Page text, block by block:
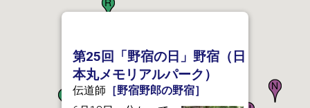
第25回「野宿の日」野宿（日
本丸メモリアルパーク）
伝道師 ［野宿野郎の野宿］